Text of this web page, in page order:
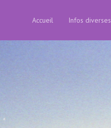
Accueil Infos diverses